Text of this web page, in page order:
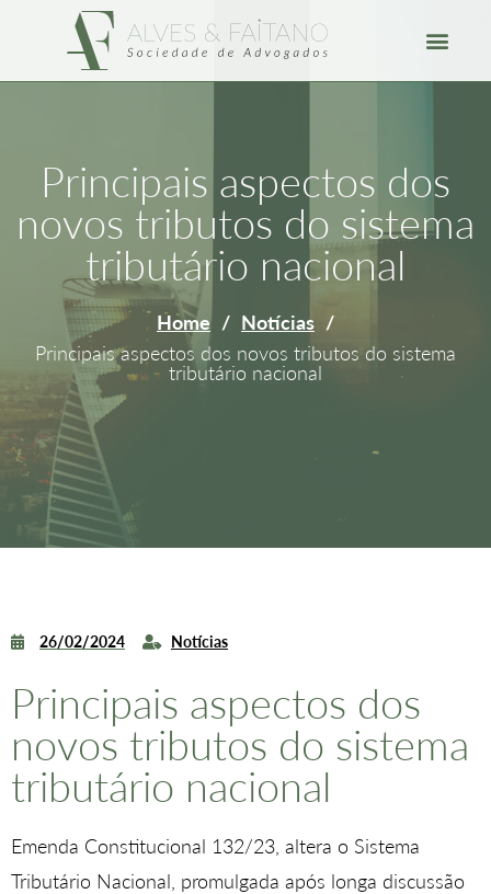
Principais aspectos dos
novos tributos do sistema
tributário nacional
Home / Notícias /
Principais aspectos dos novos tributos do sistema
tributário nacional
26/02/2024 Notícias
Principais aspectos dos
novos tributos do sistema
tributário nacional
Emenda Constitucional 132/23, altera o Sistema
Tributário Nacional, promulgada após longa discussão